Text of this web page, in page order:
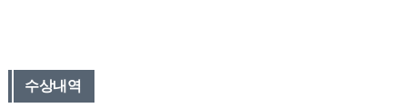
수상내역